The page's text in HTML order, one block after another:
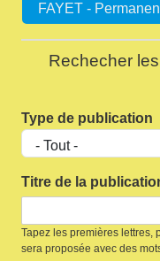
FAYET -
Rechecher
Type de publication
Titre de la
Tapez les premières lettres,
sera proposée avec des